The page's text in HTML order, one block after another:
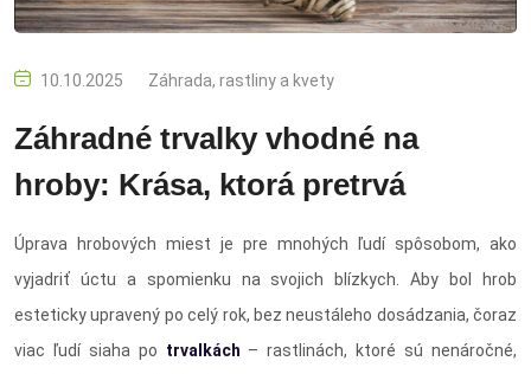
10.10.2025 Záhrada, rastliny a kvety
Záhradné trvalky vhodné na
hroby: Krása, ktorá pretrvá
Úprava hrobových miest je pre mnohých ľudí spôsobom, ako
vyjadriť úctu a spomienku na svojich blízkych. Aby bol hrob
esteticky upravený po celý rok, bez neustáleho dosádzania, čoraz
viac ľudí siaha po trvalkách – rastlinách, ktoré sú nenáročné,